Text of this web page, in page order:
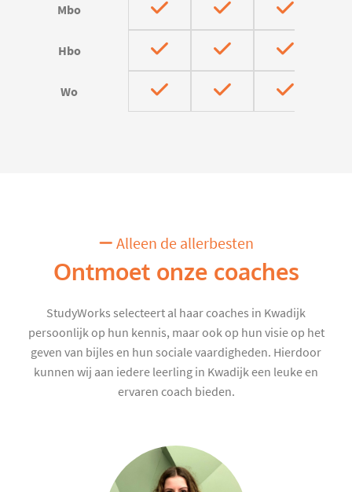
Mbo
Hbo
Wo
Alleen de allerbesten
Ontmoet onze coaches
StudyWorks selecteert al haar coaches in Kwadijk
persoonlijk op hun kennis, maar ook op hun visie op het
geven van bijles en hun sociale vaardigheden. Hierdoor
kunnen wij aan iedere leerling in Kwadijk een leuke en
ervaren coach bieden.